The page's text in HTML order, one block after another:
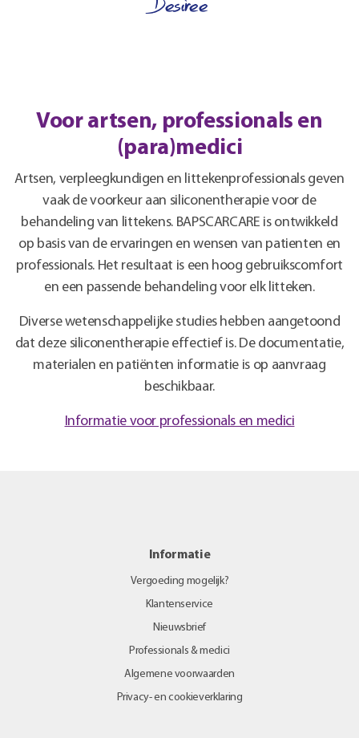
Desiree
Voor artsen, professionals en
(para)medici
Artsen, verpleegkundigen en littekenprofessionals geven
vaak de voorkeur aan siliconentherapie voor de
behandeling van littekens. BAPSCARCARE is ontwikkeld
op basis van de ervaringen en wensen van patienten en
professionals. Het resultaat is een hoog gebruikscomfort
en een passende behandeling voor elk litteken.
Diverse wetenschappelijke studies hebben aangetoond
dat deze siliconentherapie effectief is. De documentatie,
materialen en patiënten informatie is op aanvraag
beschikbaar.
Informatie voor professionals en medici
Informatie
Vergoeding mogelijk?
Klantenservice
Nieuwsbrief
Professionals & medici
Algemene voorwaarden
Privacy- en cookieverklaring